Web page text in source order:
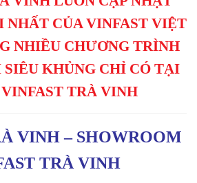
NHẤT CỦA VINFAST VIỆT
NHIỀU CHƯƠNG TRÌNH
KHỦNG CHỈ CÓ TẠI
TRÀ VINH
VINH – SHOWROOM
TRÀ VINH